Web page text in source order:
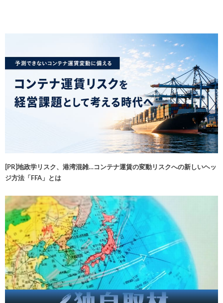
[PR]地政学リスク、港湾混雑…コンテナ運賃の変動リスクへの新しいヘッ
ジ方法「FFA」とは